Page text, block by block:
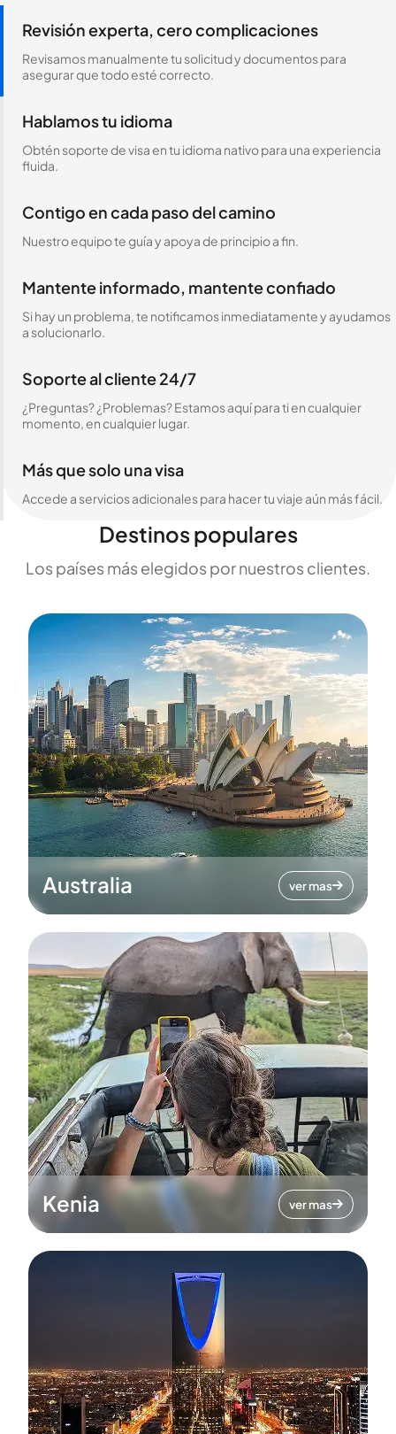
Revisión experta, cero complicaciones
Revisamos manualmente tu solicitud y documentos para
asegurar que todo esté correcto.
Hablamos tu idioma
Obtén soporte de visa en tu idioma nativo para una experiencia
fluida.
Contigo en cada paso del camino
Nuestro equipo te guía y apoya de principio a fin.
Mantente informado, mantente confiado
Si hay un problema, te notificamos inmediatamente y ayudamos
a solucionarlo.
Soporte al cliente 24/7
¿Preguntas? ¿Problemas? Estamos aquí para ti en cualquier
momento, en cualquier lugar.
Más que solo una visa
Accede a servicios adicionales para hacer tu viaje aún más fácil.
Destinos populares
Los países más elegidos por nuestros clientes.
Australia ver mas
Kenia ver mas